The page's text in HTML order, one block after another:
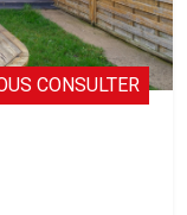
CONSULTER